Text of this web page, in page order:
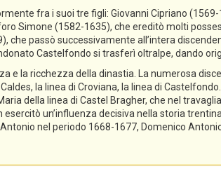
fra i suoi tre figli: Giovanni Cipriano
Simone (1582-1635), che ereditò molti
che passò successivamente all’intera
Castelfondo si trasferì oltralpe, dando
e la ricchezza della dinastia. La numerosa
la linea di Croviana, la linea di
della linea di Castel Bragher, che nel
un’influenza decisiva nella storia
nel periodo 1668-1677, Domenico